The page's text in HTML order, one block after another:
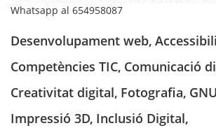
Whatsapp al 654958087
Desenvolupament web,
Competències TIC, Comunicació
Creativitat digital, Fotografia,
Impressió 3D, Inclusió Digital,